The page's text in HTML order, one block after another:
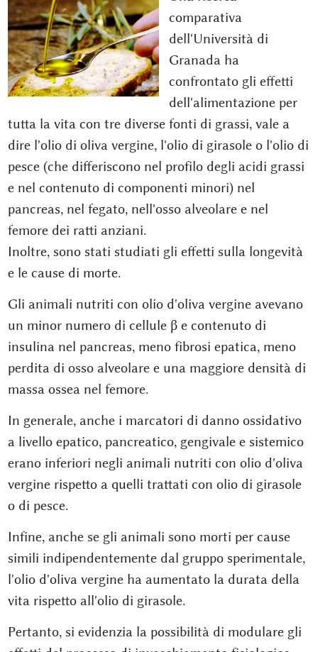
comparativa
dell'Università di
Granada ha
confrontato gli effetti
dell'alimentazione per
tutta la vita con tre diverse fonti di grassi, vale a
dire l'olio di oliva vergine, l'olio di girasole o l'olio di
pesce (che differiscono nel profilo degli acidi grassi
e nel contenuto di componenti minori) nel
pancreas, nel fegato, nell'osso alveolare e nel
femore dei ratti anziani.
Inoltre, sono stati studiati gli effetti sulla longevità
e le cause di morte.
Gli animali nutriti con olio d'oliva vergine avevano
un minor numero di cellule β e contenuto di
insulina nel pancreas, meno fibrosi epatica, meno
perdita di osso alveolare e una maggiore densità di
massa ossea nel femore.
In generale, anche i marcatori di danno ossidativo
a livello epatico, pancreatico, gengivale e sistemico
erano inferiori negli animali nutriti con olio d'oliva
vergine rispetto a quelli trattati con olio di girasole
o di pesce.
Infine, anche se gli animali sono morti per cause
simili indipendentemente dal gruppo sperimentale,
l'olio d'oliva vergine ha aumentato la durata della
vita rispetto all'olio di girasole.
Pertanto, si evidenzia la possibilità di modulare gli